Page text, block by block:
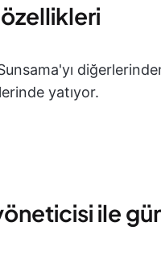
yatıyor.
ile